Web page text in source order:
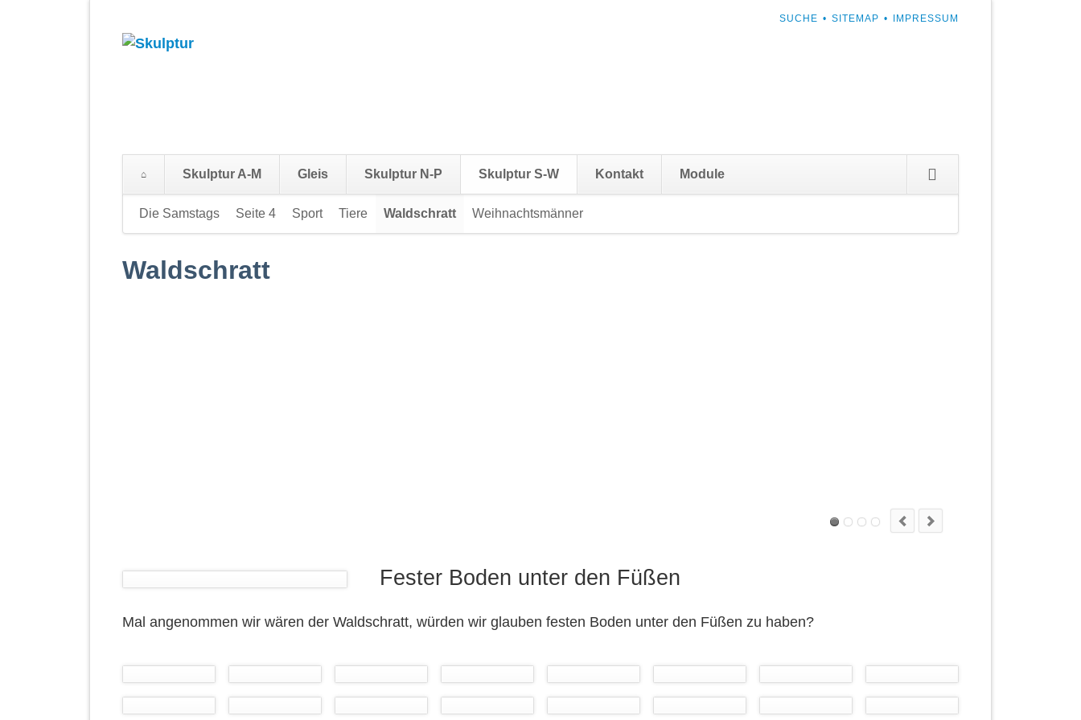
NAVIGATION
SUCHE SITEMAP IMPRESSUM
überspringen
Skulptur A-M Gleis Skulptur N-P Skulptur S-W Kontakt Module
überspringen
Die Samstags Seite 4 Sport Tiere Waldschratt Weihnachtsmänner
Waldschratt
Fester Boden unter den Füßen
Mal angenommen wir wären der Waldschratt, würden wir glauben festen Boden unter den Füßen zu haben?